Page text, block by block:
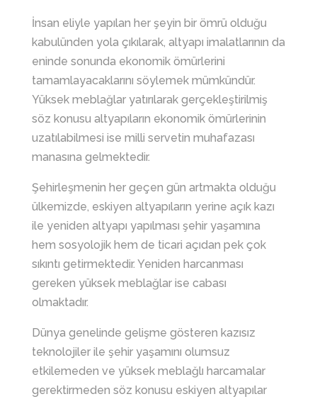
İnsan eliyle yapılan her şeyin bir ömrü olduğu
kabulünden yola çıkılarak, altyapı imalatlarının da
eninde sonunda ekonomik ömürlerini
tamamlayacaklarını söylemek mümkündür.
Yüksek meblağlar yatırılarak gerçekleştirilmiş
söz konusu altyapıların ekonomik ömürlerinin
uzatılabilmesi ise milli servetin muhafazası
manasına gelmektedir.
Şehirleşmenin her geçen gün artmakta olduğu
ülkemizde, eskiyen altyapıların yerine açık kazı
ile yeniden altyapı yapılması şehir yaşamına
hem sosyolojik hem de ticari açıdan pek çok
sıkıntı getirmektedir. Yeniden harcanması
gereken yüksek meblağlar ise cabası
olmaktadır.
Dünya genelinde gelişme gösteren kazısız
teknolojiler ile şehir yaşamını olumsuz
etkilemeden ve yüksek meblağlı harcamalar
gerektirmeden söz konusu eskiyen altyapılar